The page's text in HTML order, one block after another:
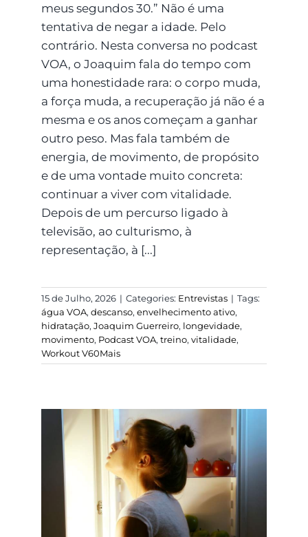
meus segundos 30.” Não é uma
tentativa de negar a idade. Pelo
contrário. Nesta conversa no podcast
VOA, o Joaquim fala do tempo com
uma honestidade rara: o corpo muda,
a força muda, a recuperação já não é a
mesma e os anos começam a ganhar
outro peso. Mas fala também de
energia, de movimento, de propósito
e de uma vontade muito concreta:
continuar a viver com vitalidade.
Depois de um percurso ligado à
televisão, ao culturismo, à
representação, à [...]
15 de Julho, 2026 | Categories: Entrevistas | Tags:
água VOA, descanso, envelhecimento ativo,
hidratação, Joaquim Guerreiro, longevidade,
movimento, Podcast VOA, treino, vitalidade,
Workout V60Mais
Fome emocional e sede
física: como distinguir
o que o corpo pede